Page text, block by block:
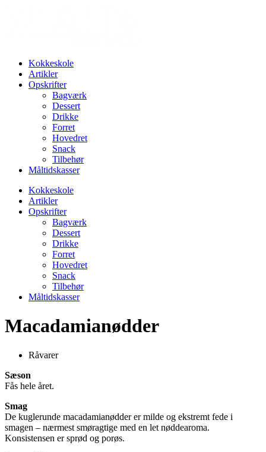
Kokkeskole
Artikler
Opskrifter
Bagværk
Dessert
Drikke
Forret
Hovedret
Snack
Tilbehør
Måltidskasser
Kokkeskole
Artikler
Opskrifter
Bagværk
Dessert
Drikke
Forret
Hovedret
Snack
Tilbehør
Måltidskasser
Macadamianødder
Råvarer
Sæson
Fås hele året.
Smag
De kuglerunde macadamianødder er milde og ekstremt fede i
smagen – nærmest smøragtige med en let nøddearoma.
Konsistensen er sprød og porøs.